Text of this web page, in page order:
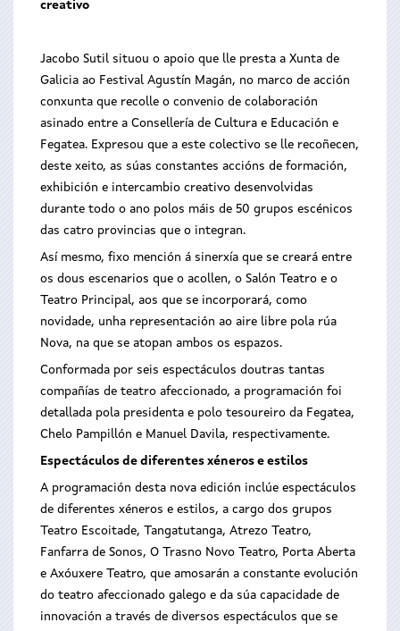
creativo
Jacobo Sutil situou o apoio que lle presta a Xunta de
Galicia ao Festival Agustín Magán, no marco de acción
conxunta que recolle o convenio de colaboración
asinado entre a Consellería de Cultura e Educación e
Fegatea. Expresou que a este colectivo se lle recoñecen,
deste xeito, as súas constantes accións de formación,
exhibición e intercambio creativo desenvolvidas
durante todo o ano polos máis de 50 grupos escénicos
das catro provincias que o integran.
Así mesmo, fixo mención á sinerxía que se creará entre
os dous escenarios que o acollen, o Salón Teatro e o
Teatro Principal, aos que se incorporará, como
novidade, unha representación ao aire libre pola rúa
Nova, na que se atopan ambos os espazos.
Conformada por seis espectáculos doutras tantas
compañías de teatro afeccionado, a programación foi
detallada pola presidenta e polo tesoureiro da Fegatea,
Chelo Pampillón e Manuel Davila, respectivamente.
Espectáculos de diferentes xéneros e estilos
A programación desta nova edición inclúe espectáculos
de diferentes xéneros e estilos, a cargo dos grupos
Teatro Escoitade, Tangatutanga, Atrezo Teatro,
Fanfarra de Sonos, O Trasno Novo Teatro, Porta Aberta
e Axóuxere Teatro, que amosarán a constante evolución
do teatro afeccionado galego e da súa capacidade de
innovación a través de diversos espectáculos que se